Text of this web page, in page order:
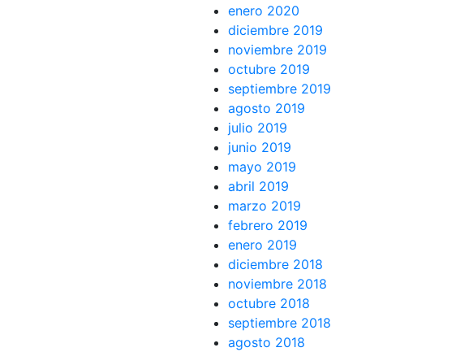
enero 2020
diciembre 2019
noviembre 2019
octubre 2019
septiembre 2019
agosto 2019
julio 2019
junio 2019
mayo 2019
abril 2019
marzo 2019
febrero 2019
enero 2019
diciembre 2018
noviembre 2018
octubre 2018
septiembre 2018
agosto 2018